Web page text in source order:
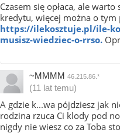
Czasem się opłaca, ale
kredytu, więcej można o tym
https://ilekosztuje.pl/ile-
musisz-wiedziec-o-rrso.
~MMMM 46.215.86.*
(11 lat temu)
A gdzie k...wa pójdziesz jak
rodzina rzuca Ci klody pod
nigdy nie wiesz co za Toba